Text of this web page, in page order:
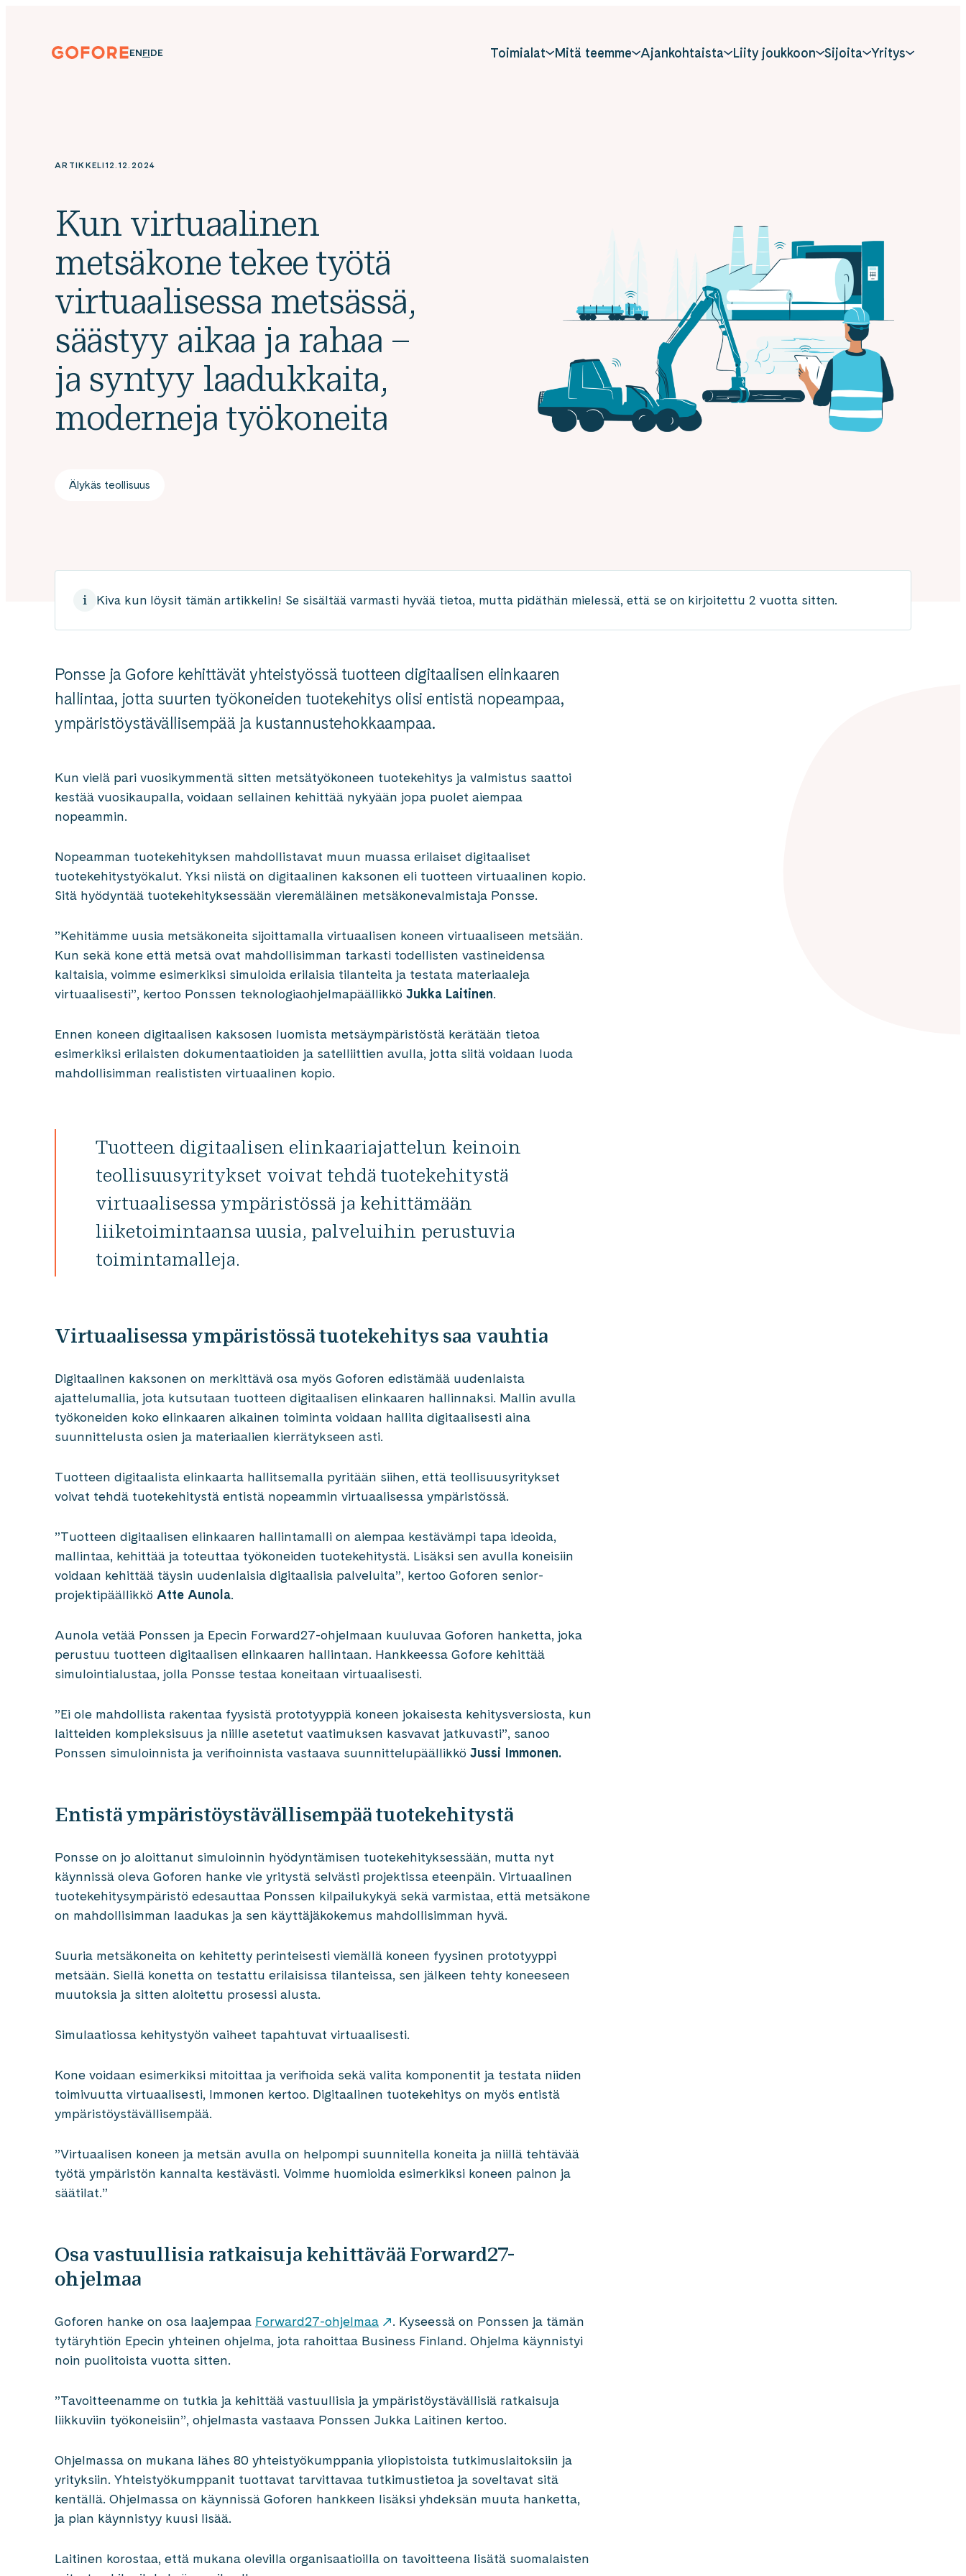
sisältöönGofore
digitalization.
ENGLISH
ENSUOMI
FIDEUTSCH
DE Toimialat Mitä teemme Ajankohtaista Liity joukkoon Sijoita Yritys
ARTIKKELI 12.12.2024
Kun virtuaalinen
metsäkone tekee työtä
virtuaalisessa metsässä,
säästyy aikaa ja rahaa –
ja syntyy laadukkaita,
moderneja työkoneita
Älykäs teollisuus
Kiva kun löysit tämän artikkelin! Se sisältää varmasti hyvää tietoa, mutta pidäthän mielessä, että se on kirjoitettu 2 vuotta sitten.
Ponsse ja Gofore kehittävät yhteistyössä tuotteen digitaalisen elinkaaren
hallintaa, jotta suurten työkoneiden tuotekehitys olisi entistä nopeampaa,
ympäristöystävällisempää ja kustannustehokkaampaa.
Kun vielä pari vuosikymmentä sitten metsätyökoneen tuotekehitys ja valmistus saattoi
kestää vuosikaupalla, voidaan sellainen kehittää nykyään jopa puolet aiempaa
nopeammin.
Nopeamman tuotekehityksen mahdollistavat muun muassa erilaiset digitaaliset
tuotekehitystyökalut. Yksi niistä on digitaalinen kaksonen eli tuotteen virtuaalinen kopio.
Sitä hyödyntää tuotekehityksessään vieremäläinen metsäkonevalmistaja Ponsse.
”Kehitämme uusia metsäkoneita sijoittamalla virtuaalisen koneen virtuaaliseen metsään.
Kun sekä kone että metsä ovat mahdollisimman tarkasti todellisten vastineidensa
kaltaisia, voimme esimerkiksi simuloida erilaisia tilanteita ja testata materiaaleja
virtuaalisesti”, kertoo Ponssen teknologiaohjelmapäällikkö Jukka Laitinen.
Ennen koneen digitaalisen kaksosen luomista metsäympäristöstä kerätään tietoa
esimerkiksi erilaisten dokumentaatioiden ja satelliittien avulla, jotta siitä voidaan luoda
mahdollisimman realististen virtuaalinen kopio.
Tuotteen digitaalisen elinkaariajattelun keinoin
teollisuusyritykset voivat tehdä tuotekehitystä
virtuaalisessa ympäristössä ja kehittämään
liiketoimintaansa uusia, palveluihin perustuvia
toimintamalleja.
Virtuaalisessa ympäristössä tuotekehitys saa vauhtia
Digitaalinen kaksonen on merkittävä osa myös Goforen edistämää uudenlaista
ajattelumallia, jota kutsutaan tuotteen digitaalisen elinkaaren hallinnaksi. Mallin avulla
työkoneiden koko elinkaaren aikainen toiminta voidaan hallita digitaalisesti aina
suunnittelusta osien ja materiaalien kierrätykseen asti.
Tuotteen digitaalista elinkaarta hallitsemalla pyritään siihen, että teollisuusyritykset
voivat tehdä tuotekehitystä entistä nopeammin virtuaalisessa ympäristössä.
”Tuotteen digitaalisen elinkaaren hallintamalli on aiempaa kestävämpi tapa ideoida,
mallintaa, kehittää ja toteuttaa työkoneiden tuotekehitystä. Lisäksi sen avulla koneisiin
voidaan kehittää täysin uudenlaisia digitaalisia palveluita”, kertoo Goforen senior-
projektipäällikkö Atte Aunola.
Aunola vetää Ponssen ja Epecin Forward27-ohjelmaan kuuluvaa Goforen hanketta, joka
perustuu tuotteen digitaalisen elinkaaren hallintaan. Hankkeessa Gofore kehittää
simulointialustaa, jolla Ponsse testaa koneitaan virtuaalisesti.
”Ei ole mahdollista rakentaa fyysistä prototyyppiä koneen jokaisesta kehitysversiosta, kun
laitteiden kompleksisuus ja niille asetetut vaatimuksen kasvavat jatkuvasti”, sanoo
Ponssen simuloinnista ja verifioinnista vastaava suunnittelupäällikkö Jussi Immonen.
Entistä ympäristöystävällisempää tuotekehitystä
Ponsse on jo aloittanut simuloinnin hyödyntämisen tuotekehityksessään, mutta nyt
käynnissä oleva Goforen hanke vie yritystä selvästi projektissa eteenpäin. Virtuaalinen
tuotekehitysympäristö edesauttaa Ponssen kilpailukykyä sekä varmistaa, että metsäkone
on mahdollisimman laadukas ja sen käyttäjäkokemus mahdollisimman hyvä.
Suuria metsäkoneita on kehitetty perinteisesti viemällä koneen fyysinen prototyyppi
metsään. Siellä konetta on testattu erilaisissa tilanteissa, sen jälkeen tehty koneeseen
muutoksia ja sitten aloitettu prosessi alusta.
Simulaatiossa kehitystyön vaiheet tapahtuvat virtuaalisesti.
Kone voidaan esimerkiksi mitoittaa ja verifioida sekä valita komponentit ja testata niiden
toimivuutta virtuaalisesti, Immonen kertoo. Digitaalinen tuotekehitys on myös entistä
ympäristöystävällisempää.
”Virtuaalisen koneen ja metsän avulla on helpompi suunnitella koneita ja niillä tehtävää
työtä ympäristön kannalta kestävästi. Voimme huomioida esimerkiksi koneen painon ja
säätilat.”
Osa vastuullisia ratkaisuja kehittävää Forward27-
ohjelmaa
Goforen hanke on osa laajempaa Forward27-ohjelmaa
. Kyseessä on Ponssen ja tämän
tytäryhtiön Epecin yhteinen ohjelma, jota rahoittaa Business Finland. Ohjelma käynnistyi
noin puolitoista vuotta sitten.
”Tavoitteenamme on tutkia ja kehittää vastuullisia ja ympäristöystävällisiä ratkaisuja
liikkuviin työkoneisiin”, ohjelmasta vastaava Ponssen Jukka Laitinen kertoo.
Ohjelmassa on mukana lähes 80 yhteistyökumppania yliopistoista tutkimuslaitoksiin ja
yrityksiin. Yhteistyökumppanit tuottavat tarvittavaa tutkimustietoa ja soveltavat sitä
kentällä. Ohjelmassa on käynnissä Goforen hankkeen lisäksi yhdeksän muuta hanketta,
ja pian käynnistyy kuusi lisää.
Laitinen korostaa, että mukana olevilla organisaatioilla on tavoitteena lisätä suomalaisten